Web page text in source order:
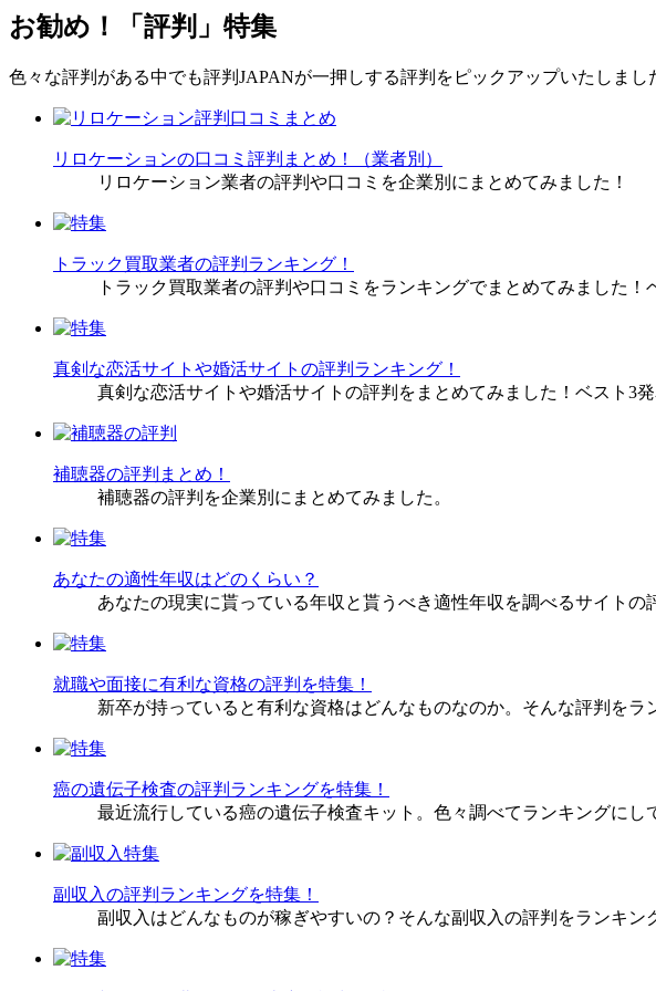
お勧め！「評判」特集
色々な評判がある中でも評判JAPANが一押しする評判をピックアップいたしまし
リロケーションの口コミ評判まとめ！（業者別）
リロケーション業者の評判や口コミを企業別にまとめてみました！
トラック買取業者の評判ランキング！
トラック買取業者の評判や口コミをランキングでまとめてみました！
真剣な恋活サイトや婚活サイトの評判ランキング！
真剣な恋活サイトや婚活サイトの評判をまとめてみました！ベスト3発
補聴器の評判まとめ！
補聴器の評判を企業別にまとめてみました。
あなたの適性年収はどのくらい？
あなたの現実に貰っている年収と貰うべき適性年収を調べるサイトの
就職や面接に有利な資格の評判を特集！
新卒が持っていると有利な資格はどんなものなのか。そんな評判をラ
癌の遺伝子検査の評判ランキングを特集！
最近流行している癌の遺伝子検査キット。色々調べてランキングにし
副収入の評判ランキングを特集！
副収入はどんなものが稼ぎやすいの？そんな副収入の評判をランキ